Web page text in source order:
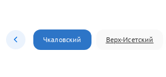
Чкаловский Верх-Исетский